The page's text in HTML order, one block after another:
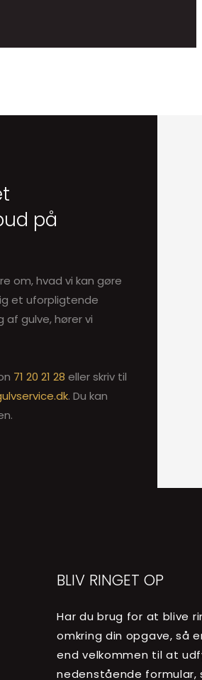
på
om, hvad vi kan gøre
et uforpligtende
af gulve, hører vi
71 20 21 28 eller skriv til
. Du kan
BLIV RINGET OP
Har du brug for at blive
omkring din opgave, så
end velkommen til at
nedenstående formular,